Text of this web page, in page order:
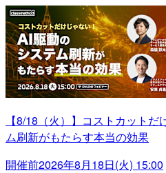
【8/18（火）】コストカット
ム刷新がもたらす本当の効果
開催前2026年8月18日(火) 15:00